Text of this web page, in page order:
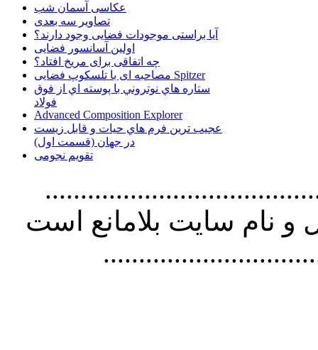
عکاسی آسمان شب
تصاویر سه بعدی
آیا براستی موجودات فضایی وجود دارند؟
اولین آسانسور فضایی
چه اتفاقی برای مریخ افتاد؟
مصاحبه ای با تلسکوپ فضایی Spitzer
ستاره هاي نوتروني با پوسته اي از فوق
فولاد
Advanced Composition Explorer
عجیب ترین فرم هاي حيات و قابل زيست
در جهان (قسمت اول)
تقویم نجومی
استفاده از
نام سايت بلامانع است